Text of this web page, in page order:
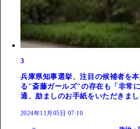
3
兵庫県知事選挙、注目の候補者を
る"斎藤ガールズ"の存在も「非常
通、励ましのお手紙をいただきまし
2024年11月05日 07:10